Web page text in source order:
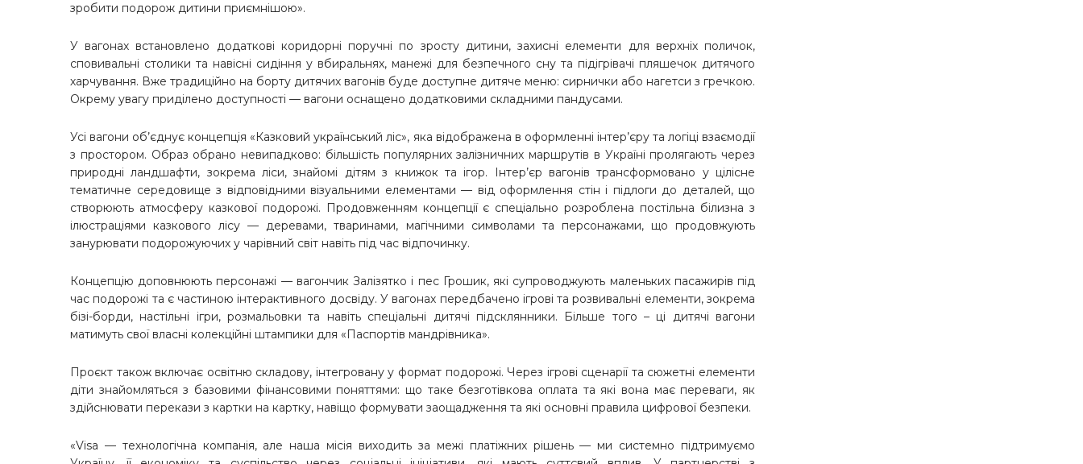
зробити подорож дитини приємнішою».
У вагонах встановлено додаткові коридорні поручні по зросту дитини, захисні елементи для верхніх поличок,
сповивальні столики та навісні сидіння у вбиральнях, манежі для безпечного сну та підігрівачі пляшечок дитячого
харчування. Вже традиційно на борту дитячих вагонів буде доступне дитяче меню: сирнички або нагетси з гречкою.
Окрему увагу приділено доступності — вагони оснащено додатковими складними пандусами.
Усі вагони об’єднує концепція «Казковий український ліс», яка відображена в оформленні інтер’єру та логіці взаємодії
з простором. Образ обрано невипадково: більшість популярних залізничних маршрутів в Україні пролягають через
природні ландшафти, зокрема ліси, знайомі дітям з книжок та ігор. Інтер’єр вагонів трансформовано у цілісне
тематичне середовище з відповідними візуальними елементами — від оформлення стін і підлоги до деталей, що
створюють атмосферу казкової подорожі. Продовженням концепції є спеціально розроблена постільна білизна з
ілюстраціями казкового лісу — деревами, тваринами, магічними символами та персонажами, що продовжують
занурювати подорожуючих у чарівний світ навіть під час відпочинку.
Концепцію доповнюють персонажі — вагончик Залізятко і пес Грошик, які супроводжують маленьких пасажирів під
час подорожі та є частиною інтерактивного досвіду. У вагонах передбачено ігрові та розвивальні елементи, зокрема
бізі-борди, настільні ігри, розмальовки та навіть спеціальні дитячі підсклянники. Більше того – ці дитячі вагони
матимуть свої власні колекційні штампики для «Паспортів мандрівника».
Проєкт також включає освітню складову, інтегровану у формат подорожі. Через ігрові сценарії та сюжетні елементи
діти знайомляться з базовими фінансовими поняттями: що таке безготівкова оплата та які вона має переваги, як
здійснювати перекази з картки на картку, навіщо формувати заощадження та які основні правила цифрової безпеки.
«Visa — технологічна компанія, але наша місія виходить за межі платіжних рішень — ми системно підтримуємо